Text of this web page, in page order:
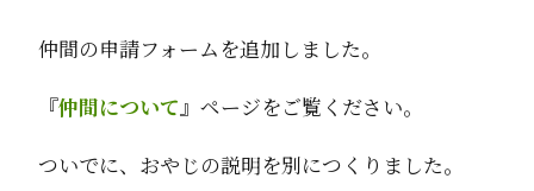
仲間の申請フォームを追加しました。
『仲間について』ページをご覧ください。
ついでに、おやじの説明を別につくりました。